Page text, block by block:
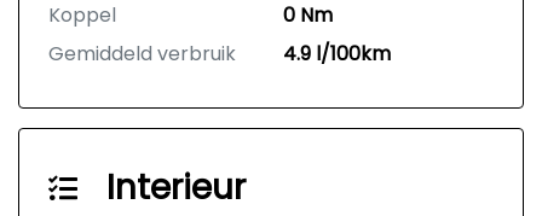
Koppel
0 Nm
Gemiddeld verbruik
4.9 l/100km
Interieur